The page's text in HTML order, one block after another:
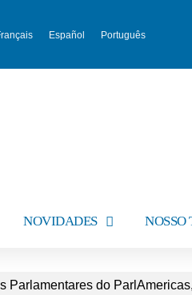
Español Português
NOVIDADES
Parlamentares do